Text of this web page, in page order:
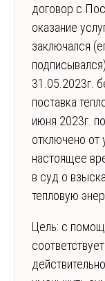
договор с
оказание
заключался
31.05.2023г.
поставка
июня 2023г.
отключено от
настоящее
в суд о
тепловую
Цель: с